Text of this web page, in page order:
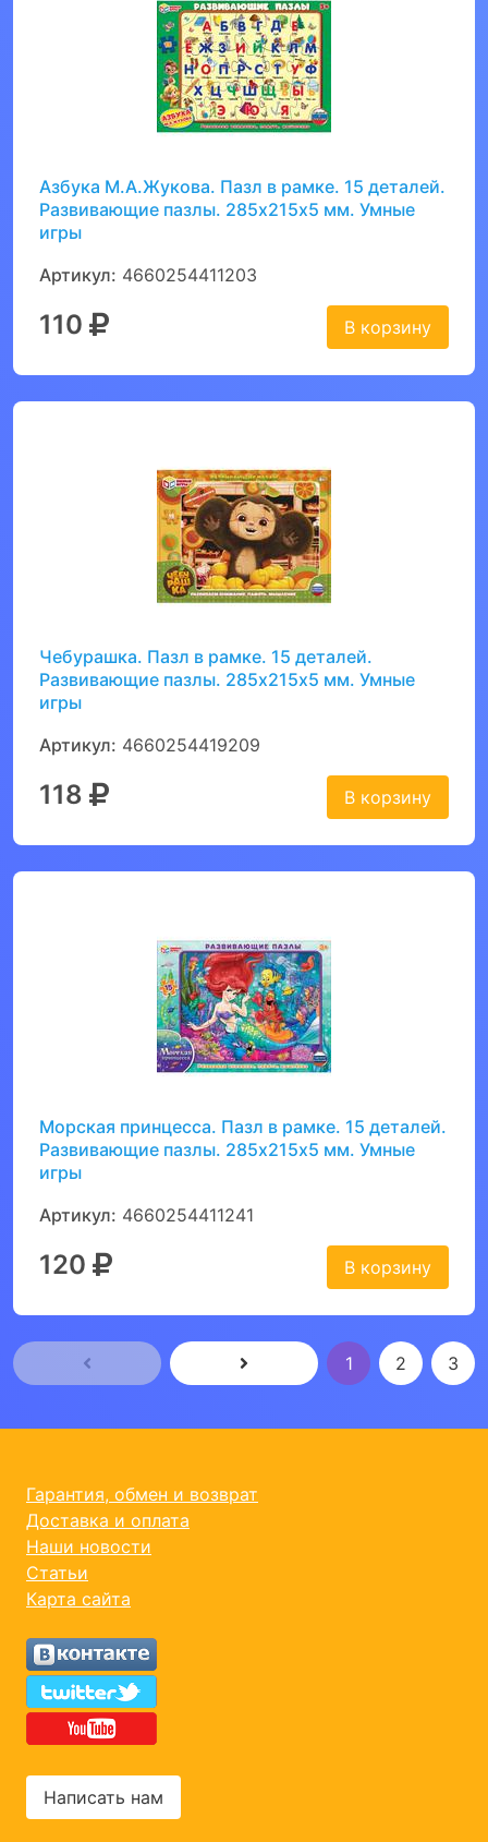
Азбука М.А.Жукова. Пазл в рамке. 15 деталей.
Развивающие пазлы. 285х215х5 мм. Умные
игры
Артикул: 4660254411203
110 В корзину
Чебурашка. Пазл в рамке. 15 деталей.
Развивающие пазлы. 285х215х5 мм. Умные
игры
Артикул: 4660254419209
118 В корзину
Морская принцесса. Пазл в рамке. 15 деталей.
Развивающие пазлы. 285х215х5 мм. Умные
игры
Артикул: 4660254411241
120 В корзину
1 2 3
Гарантия, обмен и возврат
Доставка и оплата
Наши новости
Статьи
Карта сайта
Написать нам